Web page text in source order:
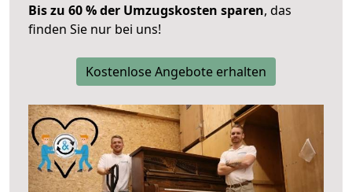
Bis zu 60 % der Umzugskosten sparen, das
finden Sie nur bei uns!
Kostenlose Angebote erhalten